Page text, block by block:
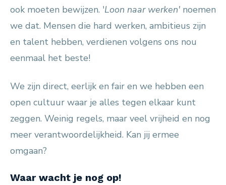
ook moeten bewijzen. 'Loon naar werken' noemen
we dat. Mensen die hard werken, ambitieus zijn
en talent hebben, verdienen volgens ons nou
eenmaal het beste!
We zijn direct, eerlijk en fair en we hebben een
open cultuur waar je alles tegen elkaar kunt
zeggen. Weinig regels, maar veel vrijheid en nog
meer verantwoordelijkheid. Kan jij ermee
omgaan?
Waar wacht je nog op!